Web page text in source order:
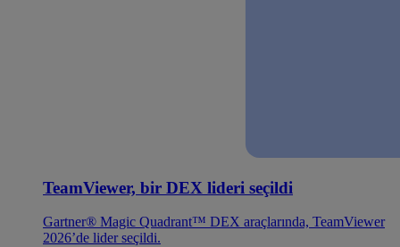
TeamViewer, bir DEX lideri seçildi
Gartner® Magic Quadrant™ DEX araçlarında, TeamViewer
2026’de lider seçildi.